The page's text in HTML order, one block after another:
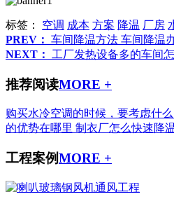
标签： 空调 成本 方案 降温 厂房
PREV： 车间降温方法 车间降温
NEXT：
工厂发热设备多的车间
推荐阅读MORE +
购买水冷空调的时候，要考虑什么
的优势在哪里 制衣厂怎么快速降
工程案例MORE +